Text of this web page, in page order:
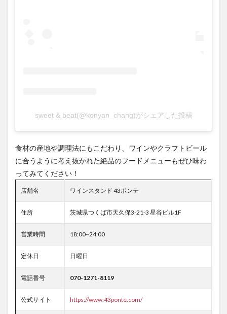
sweet & beat(@konyan_chang)がシェアした投稿
食材の産地や調理法にもこだわり、ワインやクラフトビール
に合うように考え抜かれた絶品のフードメニューもぜひ味わ
ってみてください！
店舗名 ワインスタンド 43ポンテ
住所 茨城県つくば市天久保3-21-3 星谷ビル1F
営業時間 18:00~24:00
定休日 日曜日
電話番号 070-1271-8119
公式サイト https://www.43ponte.com/